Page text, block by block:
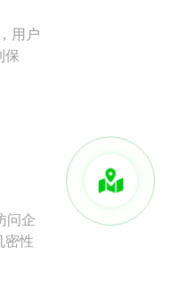
用户
保
问企
密性